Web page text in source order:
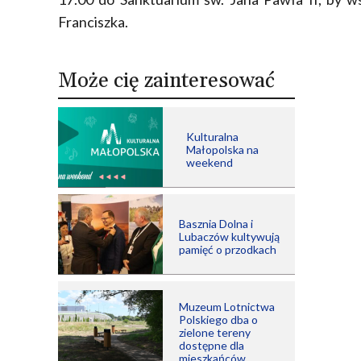
Franciszka.
Może cię zainteresować
Kulturalna
Małopolska na
weekend
Basznia Dolna i
Lubaczów kultywują
pamięć o przodkach
Muzeum Lotnictwa
Polskiego dba o
zielone tereny
dostępne dla
mieszkańców